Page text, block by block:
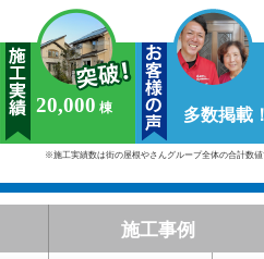
20,000 多数掲載！
※施工実績数は街の屋根やさんグループ全体の合計数値
施工事例